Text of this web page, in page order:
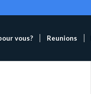
vous? Reunions